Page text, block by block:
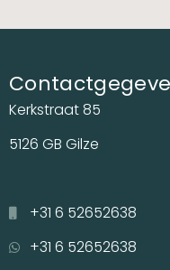
Kerkstraat 85
5126 GB Gilze
+31 6 52652638
+31 6 52652638